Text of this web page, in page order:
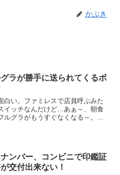
かぶき
ラが勝手に送られてくるボ
白い。ファミレスで店員呼ぶみた
イッチなんだけど…あぁ～、朝食
ルグラがもうすぐなくなる～。今
ンバー、コンビニで印鑑証
交付出来ない！